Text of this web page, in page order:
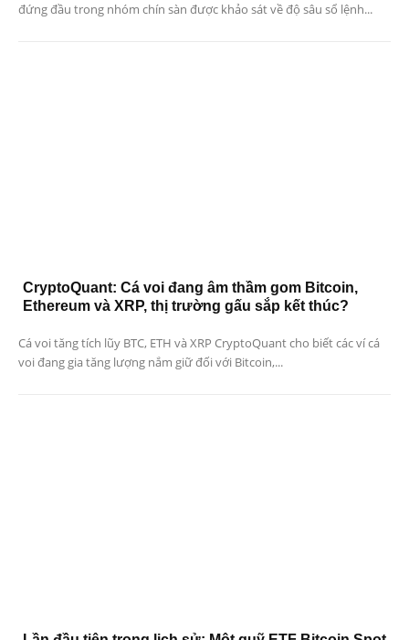
đứng đầu trong nhóm chín sàn được khảo sát về độ sâu sổ lệnh...
CryptoQuant: Cá voi đang âm thầm gom Bitcoin,
Ethereum và XRP, thị trường gấu sắp kết thúc?
Cá voi tăng tích lũy BTC, ETH và XRP CryptoQuant cho biết các ví cá
voi đang gia tăng lượng nắm giữ đối với Bitcoin,...